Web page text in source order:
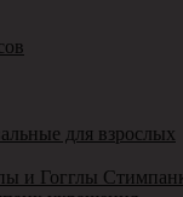
для взрослых
и Гогглы